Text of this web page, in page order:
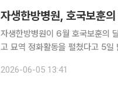
자생한방병원, 호국보훈
자생한방병원이 6월 호국보훈의
고 묘역 정화활동을 펼쳤다고 5일 밝혔다. 자생의료재단은 4일 서울 동작구 국립
가자들은 현충탑에 헌화와 분향을
2026-06-05 13:41